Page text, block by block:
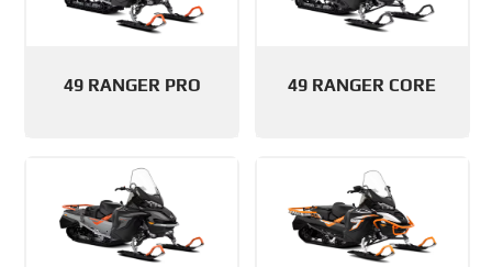
49 RANGER PRO 49 RANGER CORE